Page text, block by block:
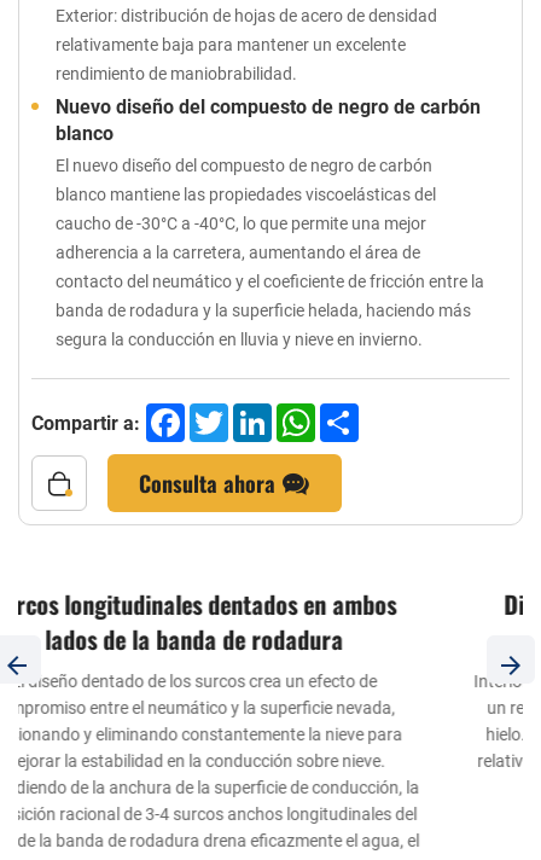
Exterior: distribución de hojas de acero de densidad
relativamente baja para mantener un excelente
rendimiento de maniobrabilidad.
Nuevo diseño del compuesto de negro de carbón
blanco
El nuevo diseño del compuesto de negro de carbón
blanco mantiene las propiedades viscoelásticas del
caucho de -30°C a -40°C, lo que permite una mejor
adherencia a la carretera, aumentando el área de
contacto del neumático y el coeficiente de fricción entre la
banda de rodadura y la superficie helada, haciendo más
segura la conducción en lluvia y nieve en invierno.
Compartir a: FacebookTwitterLinkedInWhatsApp
Consulta ahora
Diseño de hojas de acero en zigzag 3D y
distribución optimizada
Interior: distribución de hojas de acero de alta densidad para
un rendimiento óptimo de tracción/frenado sobre nieve y
hielo. Exterior: distribución de hojas de acero de densidad
relativamente baja para mantener un excelente rendimiento
de maniobrabilidad.